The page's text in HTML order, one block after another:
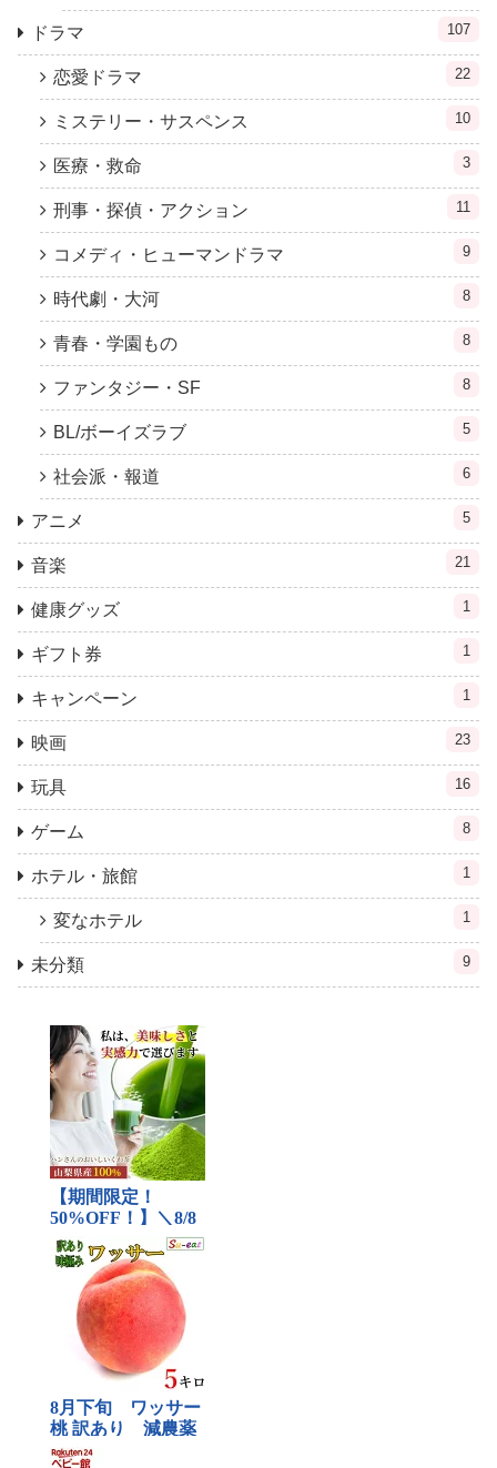
ドラマ 107
恋愛ドラマ 22
ミステリー・サスペンス 10
医療・救命 3
刑事・探偵・アクション 11
コメディ・ヒューマンドラマ 9
時代劇・大河 8
青春・学園もの 8
ファンタジー・SF 8
BL/ボーイズラブ 5
社会派・報道 6
アニメ 5
音楽 21
健康グッズ 1
ギフト券 1
キャンペーン 1
映画 23
玩具 16
ゲーム 8
ホテル・旅館 1
変なホテル 1
未分類 9